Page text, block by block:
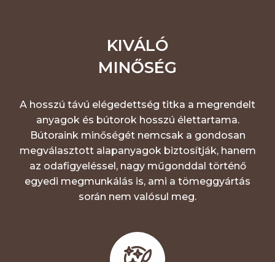
KIVÁLÓ
MINŐSÉG
A hosszú távú elégedettség titka a megrendelt
anyagok és bútorok hosszú élettartama.
Bútoraink minőségét nemcsak a gondosan
megválasztott alapanyagok biztosítják, hanem
az odafigyeléssel, nagy műgonddal történő
egyedi megmunkálás is, ami a tömeggyártás
során nem valósul meg.